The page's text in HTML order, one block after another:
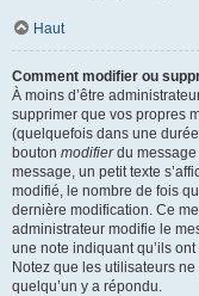
Haut
Comment modifier ou
À moins d’être
supprimer que vos propres
(quelquefois dans une
bouton modifierdu message
message, un petit texte
modifié, le nombre de fois
dernière modification. Ce
administrateur modifie le
une note indiquant qu’ils
Notez que les utilisateurs
quelqu’un y a répondu.